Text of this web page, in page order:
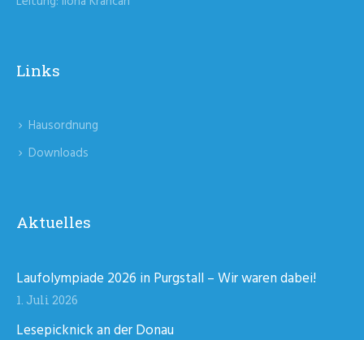
Links
Hausordnung
Downloads
Aktuelles
Laufolympiade 2026 in Purgstall – Wir waren dabei!
1. Juli 2026
Lesepicknick an der Donau